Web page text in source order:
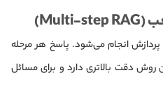
پردازش انجام می‌شود. پاسخ هر مرحله
روش دقت بالاتری دارد و برای مسائل